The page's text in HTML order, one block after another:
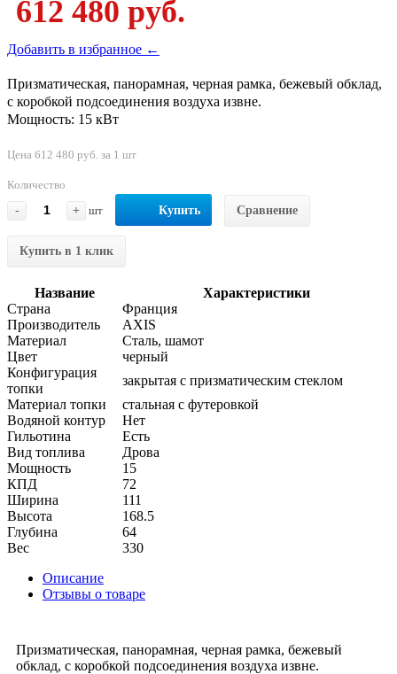
612 480 руб.
Добавить в избранное ←
Призматическая, панорамная, черная рамка, бежевый обклад,
с коробкой подсоединения воздуха извне.
Мощность: 15 кВт
Цена 612 480 руб. за 1 шт
Количество
-
+ шт Купить Сравнение
Купить в 1 клик
Название
Характеристики
Страна
Франция
Производитель
AXIS
Материал
Сталь, шамот
Цвет
черный
Конфигурация
топки
закрытая с призматическим стеклом
Материал топки
стальная с футеровкой
Водяной контур
Нет
Гильотина
Есть
Вид топлива
Дрова
Мощность
15
КПД
72
Ширина
111
Высота
168.5
Глубина
64
Вес
330
Описание
Отзывы о товаре
Призматическая, панорамная, черная рамка, бежевый
обклад, с коробкой подсоединения воздуха извне.